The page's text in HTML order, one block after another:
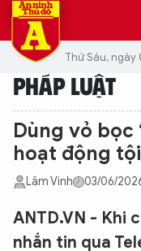
Thứ Sáu,
PHÁP LUẬT
Dùng vỏ bọc
hoạt động
Lâm Vinh 03/06/
ANTD.VN - Khi
nhắn tin qua